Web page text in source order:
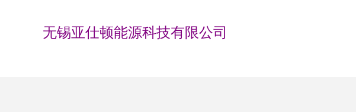
无锡亚仕顿能源科技有限公司